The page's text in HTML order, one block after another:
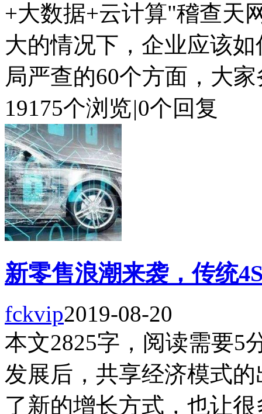
+大数据+云计算"稽查天
大的情况下，企业应该
局严查的60个方面，大
19175个浏览|0个回复
新零售浪潮来袭，传统
fckvip2019-08-20
本文2825字，阅读需要5
发展后，共享经济模式
了新的增长方式，也让